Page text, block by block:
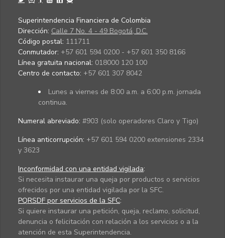
Superintendencia Financiera de Colombia
Dirección: Calle 7 No. 4 - 49 Bogotá, D.C.
Código postal: 111711
Conmutador: +57 601 594 0200 - +57 601 350 8166
Línea gratuita nacional: 018000 120 100
Centro de contacto: +57 601 307 8042
Lunes a viernes de 8:00 a.m. a 6:00 p.m. jornada
continua.
Numeral abreviado: #903 (solo operadores Claro y Tigo)
Línea anticorrupción: +57 601 594 0200 extensiones 2334
y 3623
Inconformidad con una entidad vigilada:
Si necesita instaurar una queja por productos o servicios
ofrecidos por una entidad vigilada por la SFC.
PQRSDF por servicios de la SFC:
Si quiere instaurar una petición, queja, reclamo, solicitud,
denuncia o felicitación con relación a los servicios o a la
atención de esta Superintendencia.